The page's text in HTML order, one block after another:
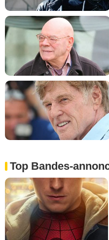
Top Bandes-